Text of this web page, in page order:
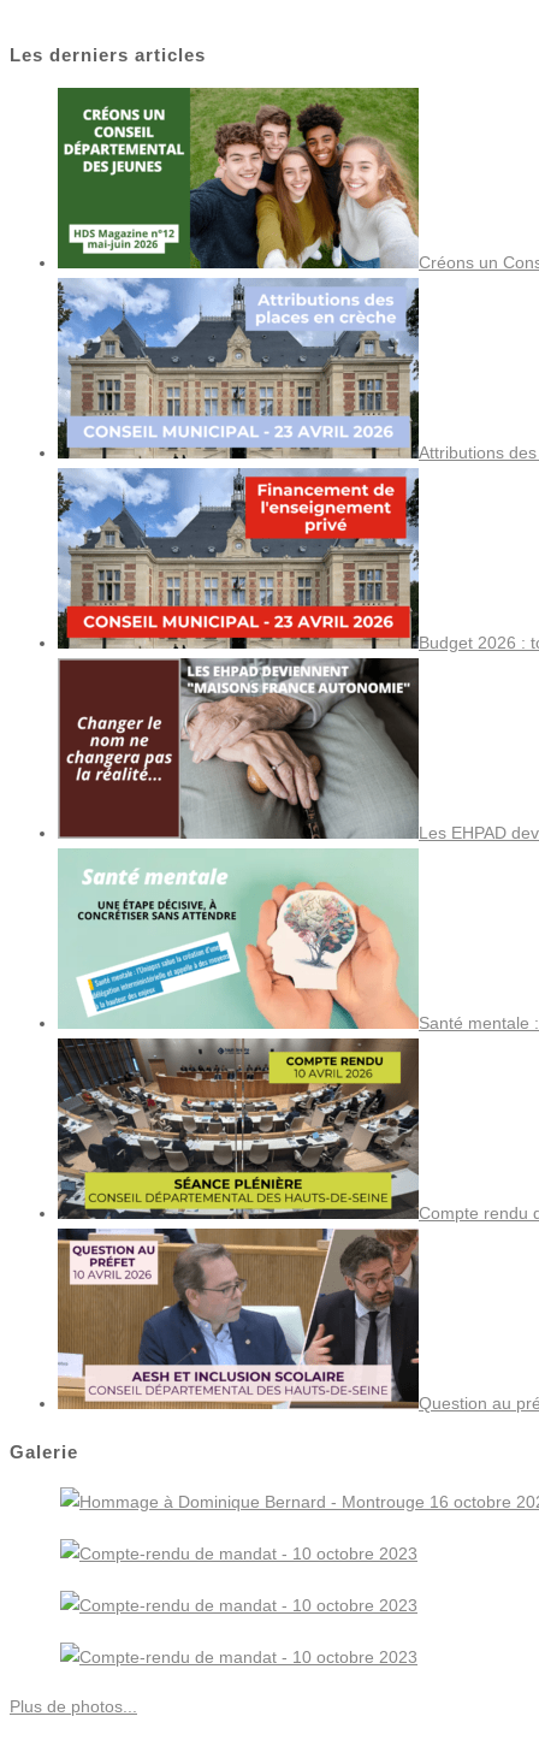
Les derniers articles
Créons un
Attributions
Budget 2026 :
Les EHPAD
Santé mentale
Compte rendu
Question au
Galerie
Plus de photos...